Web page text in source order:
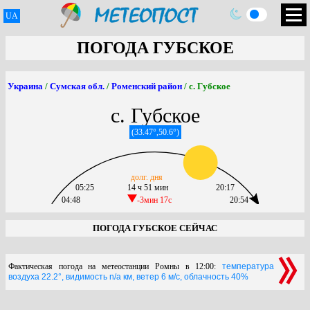
UA
ПОГОДА ГУБСКОЕ
Украина / Сумская обл. / Роменский район / с. Губское
с. Губское
(33.47°,50.6°)
04:48
05:25
14 ч 51 мин
-3мин 17c
долг. дня
20:54
20:17
ПОГОДА ГУБСКОЕ СЕЙЧАС
Фактическая погода на метеостанции Ромны в 12:00: температура
воздуха 22.2°, видимость n/a км, ветер 6 м/с, облачность 40%